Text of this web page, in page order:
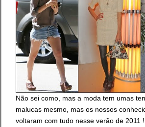
Não sei como, mas a moda tem umas
malucas mesmo, mas os nossos
voltaram com tudo nesse verão de 2011